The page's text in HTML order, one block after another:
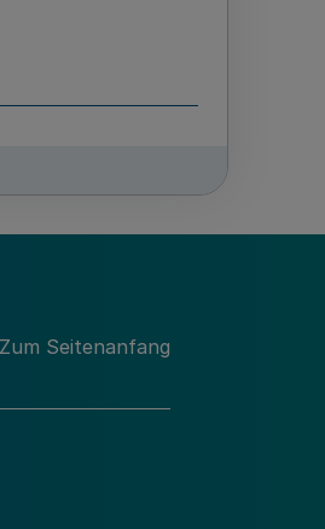
Nordrhein-
Zum Seitenanfang